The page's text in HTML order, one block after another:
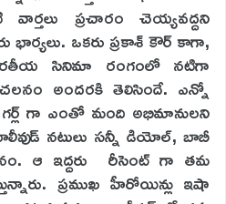
ప్రచారం చెయ్యవద్దని
భార్యలు. ఒకరు ప్రకాశ్ కౌర్ కాగా,
సినిమా రంగంలో నటిగా
అందరకి తెలిసిందే. ఎన్నో
గా ఎంతో మంది అభిమానులని
నటులు సన్నీ డియోల్, బాబీ
ఆ ఇద్దరు రీసెంట్ గా తమ
ప్రముఖ హీరోయిన్లు ఇషా